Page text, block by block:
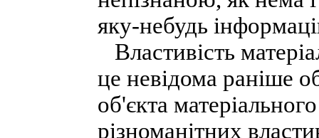
яку-небудь
Властивість
це невідома раніше
об'єкта
різноманітних